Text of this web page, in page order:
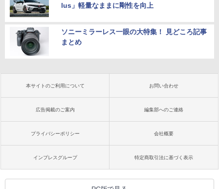
lus」軽量なままに剛性を向上
ソニーミラーレス一眼の大特集！ 見どころ記事
まとめ
本サイトのご利用について お問い合わせ
広告掲載のご案内 編集部へのご連絡
プライバシーポリシー 会社概要
インプレスグループ 特定商取引法に基づく表示